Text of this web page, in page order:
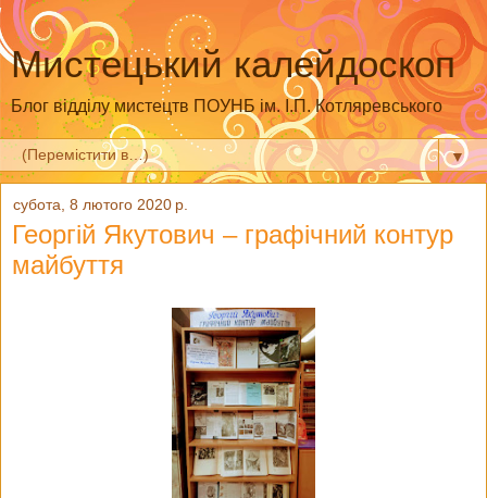
Мистецький калейдоскоп
Блог відділу мистецтв ПОУНБ ім. І.П. Котляревського
▼
субота, 8 лютого 2020 р.
Георгій Якутович – графічний контур
майбуття